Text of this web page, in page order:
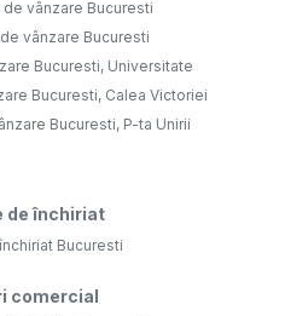
vânzare Bucuresti
vânzare Bucuresti
Bucuresti, Universitate
Bucuresti, Calea Victoriei
Bucuresti, P-ta Unirii
de închiriat
Bucuresti
comercial